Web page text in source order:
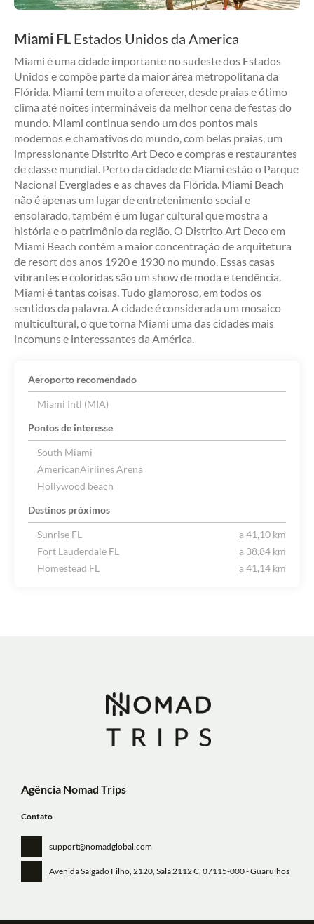
Miami FL Estados Unidos da America
Miami é uma cidade importante no sudeste dos Estados
Unidos e compõe parte da maior área metropolitana da
Flórida. Miami tem muito a oferecer, desde praias e ótimo
clima até noites intermináveis da melhor cena de festas do
mundo. Miami continua sendo um dos pontos mais
modernos e chamativos do mundo, com belas praias, um
impressionante Distrito Art Deco e compras e restaurantes
de classe mundial. Perto da cidade de Miami estão o Parque
Nacional Everglades e as chaves da Flórida. Miami Beach
não é apenas um lugar de entretenimento social e
ensolarado, também é um lugar cultural que mostra a
história e o patrimônio da região. O Distrito Art Deco em
Miami Beach contém a maior concentração de arquitetura
de resort dos anos 1920 e 1930 no mundo. Essas casas
vibrantes e coloridas são um show de moda e tendência.
Miami é tantas coisas. Tudo glamoroso, em todos os
sentidos da palavra. A cidade é considerada um mosaico
multicultural, o que torna Miami uma das cidades mais
incomuns e interessantes da América.
Aeroporto recomendado
Miami Intl (MIA)
Pontos de interesse
South Miami
AmericanAirlines Arena
Hollywood beach
Destinos próximos
Sunrise FL
a 41,10 km
Fort Lauderdale FL
a 38,84 km
Homestead FL
a 41,14 km
Agência Nomad Trips
Contato
support@nomadglobal.com
Avenida Salgado Filho, 2120, Sala 2112 C, 07115-000 - Guarulhos